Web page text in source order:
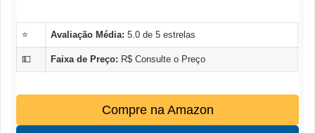
⭐ Avaliação Média: 5.0 de 5 estrelas
💵 Faixa de Preço: R$ Consulte o Preço
Compre na Amazon